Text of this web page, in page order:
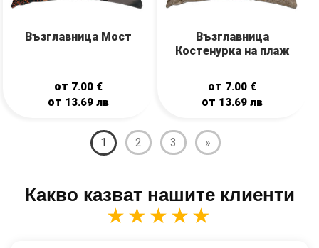
Възглавница Мост
от 7.00 €
от 13.69 лв
Възглавница
Костенурка на плаж
от 7.00 €
от 13.69лв
1 2 3 »
Какво казват нашите клиенти
★★★★★